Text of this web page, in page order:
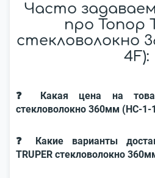
Часто
про Топор
стекловолокно
4F):
❓ Какая цена на
стекловолокно 360мм (HC-1-
❓ Какие варианты
TRUPER стекловолокно